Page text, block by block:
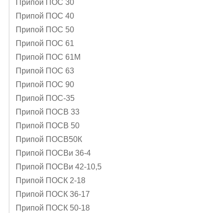
Припой ПОС 30
Припой ПОС 40
Припой ПОС 50
Припой ПОС 61
Припой ПОС 61М
Припой ПОС 63
Припой ПОС 90
Припой ПОС-35
Припой ПОСВ 33
Припой ПОСВ 50
Припой ПОСВ50К
Припой ПОСВи 36-4
Припой ПОСВи 42-10,5
Припой ПОСК 2-18
Припой ПОСК 36-17
Припой ПОСК 50-18